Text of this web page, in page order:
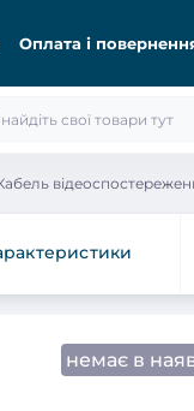
Оплата і
немає в